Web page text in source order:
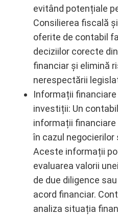
evitând potențiale
Consilierea fiscală
oferite de contabil
deciziilor corecte
financiar și elimină
nerespectării
Informații
investiții: Un
informații
în cazul negocierilor
Aceste informații
evaluarea valorii
de due diligence
acord financiar.
analiza situația